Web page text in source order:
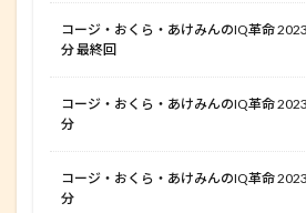
コージ・おくら・あけみんのIQ革命
分 最終回
コージ・おくら・あけみんのIQ革命
分
コージ・おくら・あけみんのIQ革命
分